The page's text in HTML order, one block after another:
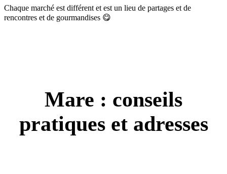
Chaque marché est différent et est un lieu de partages et de
rencontres et de gourmandises 😋
Mare : conseils
pratiques et adresses